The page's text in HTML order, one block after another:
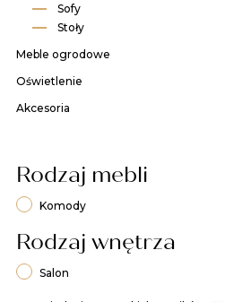
Sofy​
Stoły​
Meble ogrodowe
Oświetlenie
Akcesoria
Rodzaj mebli
Komody
Rodzaj wnętrza
Salon